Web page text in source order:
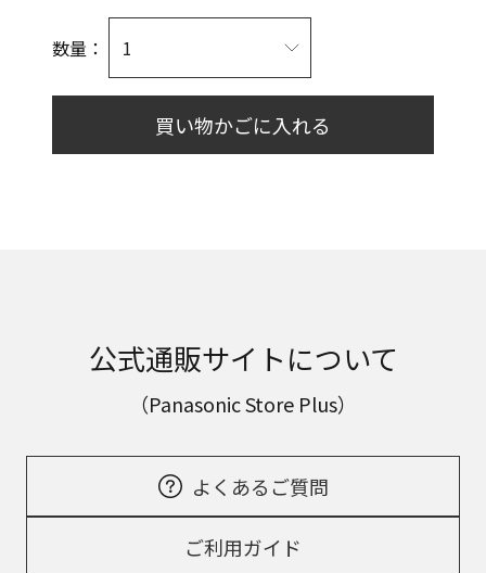
数量：
買い物かごに入れる
公式通販サイトについて
（Panasonic Store Plus）
よくあるご質問
ご利用ガイド